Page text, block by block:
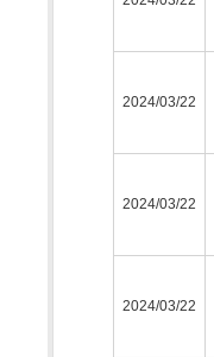
2024/03/22
2024/03/22
2024/03/22